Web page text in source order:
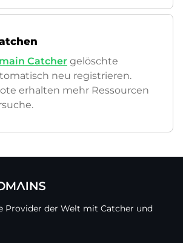
Catcher gelöschte
neu registrieren.
erhalten mehr Ressourcen
Provider der Welt mit Catcher und